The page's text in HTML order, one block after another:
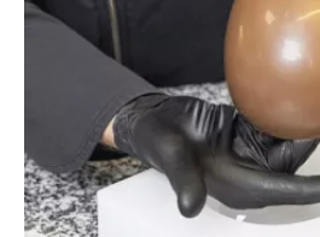
ア
ー
ト